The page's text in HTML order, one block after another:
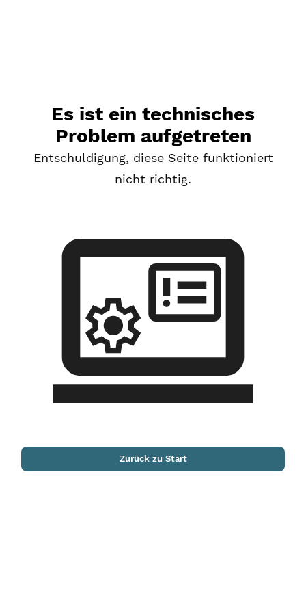
Es ist ein technisches
Problem aufgetreten
Entschuldigung, diese Seite funktioniert
nicht richtig.
Zurück zu Start